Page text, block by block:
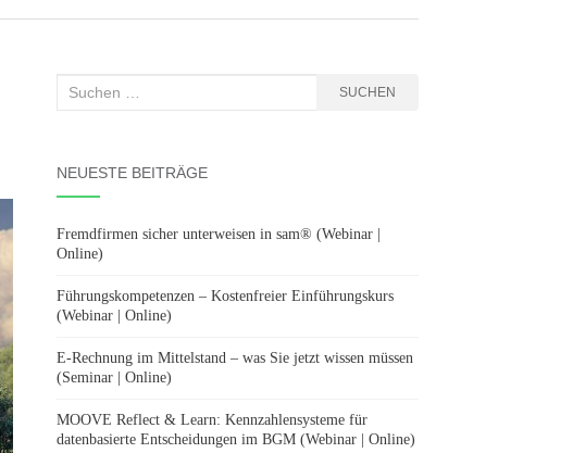
Suchen
SUCHEN
NEUESTE BEITRÄGE
Fremdfirmen sicher unterweisen in sam® (Webinar |
Online)
Führungskompetenzen – Kostenfreier Einführungskurs
(Webinar | Online)
E-Rechnung im Mittelstand – was Sie jetzt wissen müssen
(Seminar | Online)
MOOVE Reflect & Learn: Kennzahlensysteme für
datenbasierte Entscheidungen im BGM (Webinar | Online)